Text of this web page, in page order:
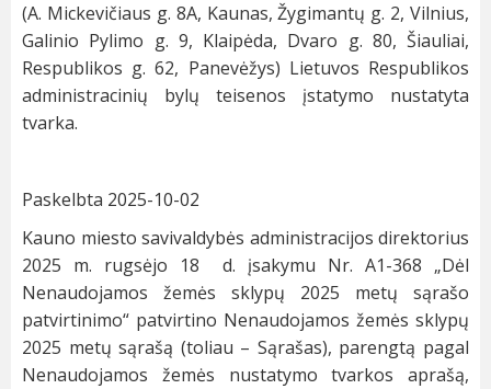
(A. Mickevičiaus g. 8A, Kaunas, Žygimantų g. 2, Vilnius,
Galinio Pylimo g. 9, Klaipėda, Dvaro g. 80, Šiauliai,
Respublikos g. 62, Panevėžys) Lietuvos Respublikos
administracinių bylų teisenos įstatymo nustatyta
tvarka.
Paskelbta 2025-10-02
Kauno miesto savivaldybės administracijos direktorius
2025 m. rugsėjo 18 d. įsakymu Nr. A1-368 „Dėl
Nenaudojamos žemės sklypų 2025 metų sąrašo
patvirtinimo“ patvirtino Nenaudojamos žemės sklypų
2025 metų sąrašą (toliau – Sąrašas), parengtą pagal
Nenaudojamos žemės nustatymo tvarkos aprašą,